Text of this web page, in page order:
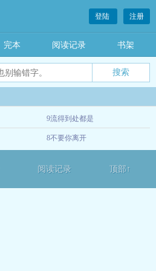
登陆 注册
完本 阅读记录 书架
9流得到处都是
8不要你离开
阅读记录 顶部↑